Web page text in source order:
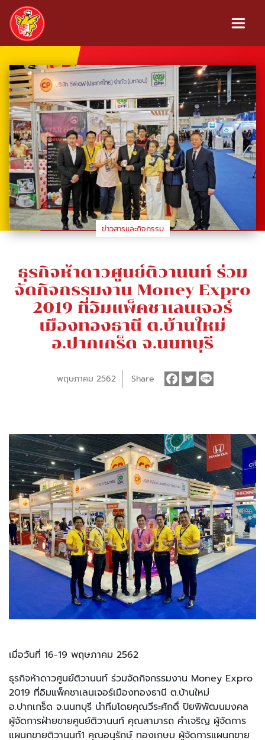
ข่าวสารและกิจกรรม
ธุรกิจห้าดาวศูนย์ติวานนท์ ร่วม
จัดกิจกรรมงาน Money Expro
2019 ที่อิมแพ็คชาเลนเจอร์
เมืองทองธานี ต.บ้านใหม่
อ.ปากเกร็ด จ.นนทบุรี
พฤษภาคม 2562 Share
เมื่อวันที่ 16-19 พฤษภาคม 2562
ธุรกิจห้าดาวศูนย์ติวานนท์ ร่วมจัดกิจกรรมงาน Money Expro
2019 ที่อิมแพ็คชาเลนเจอร์เมืองทองธานี ต.บ้านใหม่
อ.ปากเกร็ด จ.นนทบุรี นำทีมโดยคุณวีระศักดิ์ ปิยพิพัฒนมงคล
ผู้จัดการฝ่ายขายศูนย์ติวานนท์ คุณสามารถ คำเจริญ ผู้จัดการ
แผนกขายติวานนท์1 คุณอนุรักษ์ ทองเกษม ผู้จัดการแผนกขาย